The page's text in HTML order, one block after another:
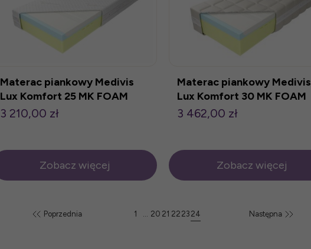
Materac piankowy Medivis
Lux Komfort 25 MK FOAM
KOŁO
3 210,00 zł
Zobacz więcej
Materac piankowy Medivis
Lux Komfort 30 MK FOAM
KOŁO
3 462,00 zł
Zobacz więcej
Poprzednia 1 20 21 22 23 24 Następna